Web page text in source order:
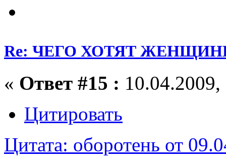
Re: ЧЕГО ХОТЯТ
« Ответ #15 :
Цитировать
Цитата: оборотень от